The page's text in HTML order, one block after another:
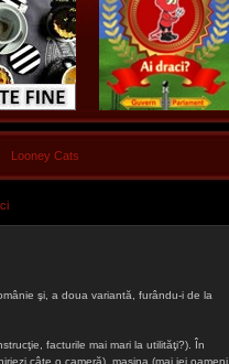
Looney Cats
şi, a doua variantă, furându-i de la
facturile mai mari la utilităţi?). În
câte o cameră), maşina (mai iei oameni